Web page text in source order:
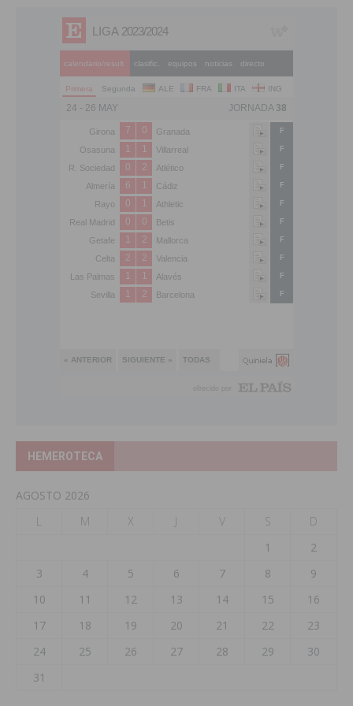
HEMEROTECA
AGOSTO 2026
L
M X J V S
D
1
2
3
4 5 6 7 8
9
10
11 12 13 14 15
16
17
18 19 20 21 22
23
24
25 26 27 28 29
30
31